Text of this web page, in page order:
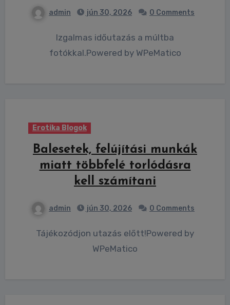
admin jún 30, 2026 0 Comments
Izgalmas időutazás a múltba
fotókkal.Powered by WPeMatico
Erotika Blogok
Balesetek, felújítási munkák
miatt többfelé torlódásra
kell számítani
admin jún 30, 2026 0 Comments
Tájékozódjon utazás előtt!Powered by
WPeMatico